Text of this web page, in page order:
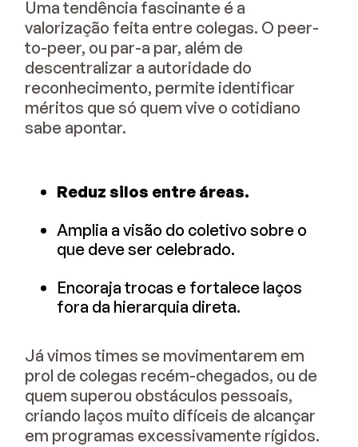
Uma tendência fascinante é a
valorização feita entre colegas. O peer-
to-peer, ou par-a par, além de
descentralizar a autoridade do
reconhecimento, permite identificar
méritos que só quem vive o cotidiano
sabe apontar.
Reduz silos entre áreas.
Amplia a visão do coletivo sobre o
que deve ser celebrado.
Encoraja trocas e fortalece laços
fora da hierarquia direta.
Já vimos times se movimentarem em
prol de colegas recém-chegados, ou de
quem superou obstáculos pessoais,
criando laços muito difíceis de alcançar
em programas excessivamente rígidos.